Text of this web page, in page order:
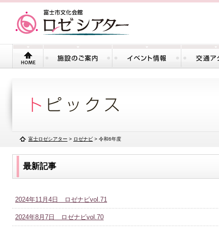
富士ロゼシアター > ロゼナビ > 令和6年度
最新記事
2024年11月4日 ロゼナビvol.71
2024年8月7日 ロゼナビvol.70